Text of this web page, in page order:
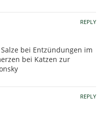
bei Entzündungen im
bei Katzen zur
REPLY
REPLY